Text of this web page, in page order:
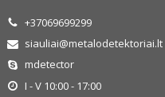
+37069699299
siauliai@metalodetektoriai.lt
mdetector
I - V 10:00 - 17:00